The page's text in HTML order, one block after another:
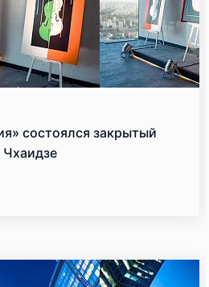
состоялся закрытый
Чхаидзе